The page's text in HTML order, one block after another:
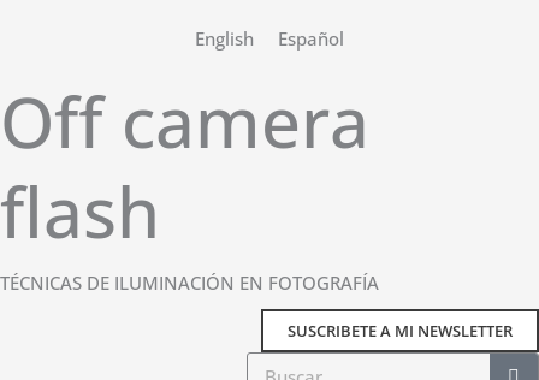
English Español
Off camera
flash
TÉCNICAS DE ILUMINACIÓN EN FOTOGRAFÍA
SUSCRIBETE A MI NEWSLETTER
Buscar